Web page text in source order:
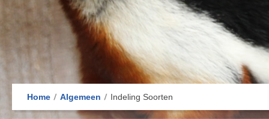
Home Algemeen Indeling Soorten